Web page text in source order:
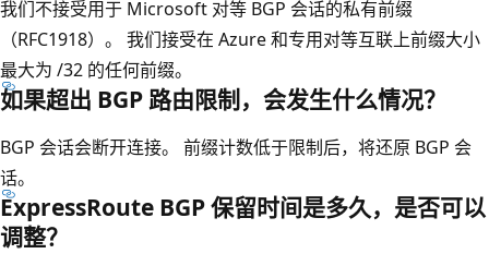
我们不接受用于 Microsoft 对等 BGP 会话的私有前缀
（RFC1918）。 我们接受在 Azure 和专用对等互联上前缀大小
最大为 /32 的任何前缀。
如果超出 BGP 路由限制，会发生什么情况？
BGP 会话会断开连接。 前缀计数低于限制后，将还原 BGP 会
话。
ExpressRoute BGP 保留时间是多久，是否可以
调整？